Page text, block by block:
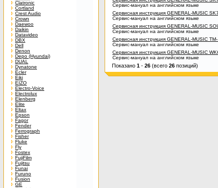
Clatronic
Cortland
Crest Audio
Crown
Daewoo
Daikin
Datavideo
DBX
Dell
Denon
Depo (Hyundai)
DUAL
Dynatone
Ecler
Eiki
EIZO
Electro-Voice
Electrolux
Elenberg
Elite
Eltax
Epson
Fagor
Fender
Ferrograph
Fisher
Fluke
Fly
Fostex
FujiFilm
Fujitsu
Funai
Furuno
Fusion
GE
Сервис-мануал на английском языке
Сервисная инструкция GENERAL-MUSIC
Сервис-мануал на английском языке
Сервисная инструкция GENERAL-MUSIC
Сервис-мануал на английском языке
Сервисная инструкция GENERAL-MUSIC
Сервис-мануал на английском языке
Сервисная инструкция GENERAL-MUSIC
Сервис-мануал на английском языке
Показано 1 - 26 (всего 26 позиций)